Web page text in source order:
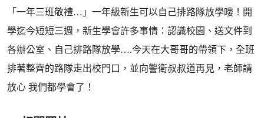
「一年三班敬禮…」一年級新生可以自己排路隊放學嘍！開
學迄今短短三週，新生學會許多事情：認識校園、送文件到
各辦公室、自己排路隊放學….今天在大哥哥的帶領下，全班
排著整齊的路隊走出校門口，並向警衛叔叔道再見，老師請
放心 我們都學會了！